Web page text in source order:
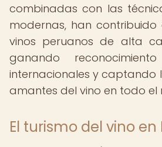
combinadas con las
modernas, han
vinos peruanos de alta
ganando
internacionales y captando
amantes del vino en todo el
El turismo del vino en